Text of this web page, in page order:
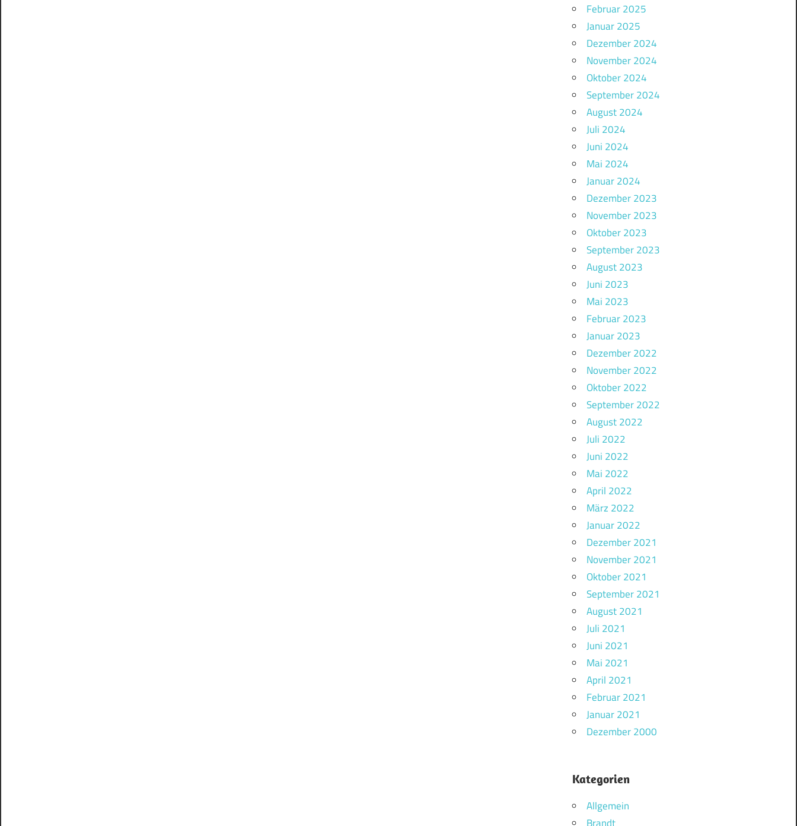
Februar 2025
Januar 2025
Dezember 2024
November 2024
Oktober 2024
September 2024
August 2024
Juli 2024
Juni 2024
Mai 2024
Januar 2024
Dezember 2023
November 2023
Oktober 2023
September 2023
August 2023
Juni 2023
Mai 2023
Februar 2023
Januar 2023
Dezember 2022
November 2022
Oktober 2022
September 2022
August 2022
Juli 2022
Juni 2022
Mai 2022
April 2022
März 2022
Januar 2022
Dezember 2021
November 2021
Oktober 2021
September 2021
August 2021
Juli 2021
Juni 2021
Mai 2021
April 2021
Februar 2021
Januar 2021
Dezember 2000
Kategorien
Allgemein